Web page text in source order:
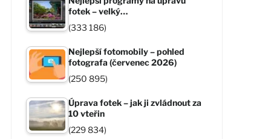
fotek – velký…
(333 186)
Nejlepší fotomobily – pohled
fotografa (červenec 2026)
(250 895)
Úprava fotek – jak ji zvládnout za
10 vteřin
(229 834)